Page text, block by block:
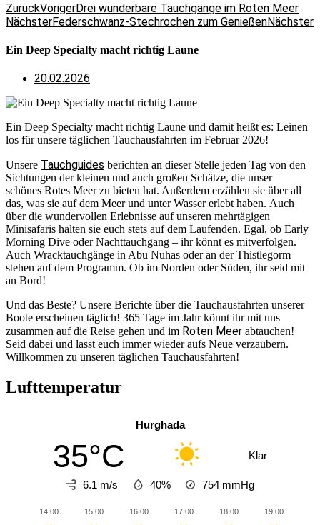
ZurückVorigerDrei wunderbare Tauchgänge im Roten Meer
NächsterFederschwanz-Stechrochen zum GenießenNächster
Ein Deep Specialty macht richtig Laune
20.02.2026
Ein Deep Specialty macht richtig Laune und damit heißt es: Leinen
los für unsere täglichen Tauchausfahrten im Februar 2026!
Unsere Tauchguides berichten an dieser Stelle jeden Tag von den
Sichtungen der kleinen und auch großen Schätze, die unser
schönes Rotes Meer zu bieten hat. Außerdem erzählen sie über all
das, was sie auf dem Meer und unter Wasser erlebt haben. Auch
über die wundervollen Erlebnisse auf unseren mehrtägigen
Minisafaris halten sie euch stets auf dem Laufenden. Egal, ob Early
Morning Dive oder Nachttauchgang – ihr könnt es mitverfolgen.
Auch Wracktauchgänge in Abu Nuhas oder an der Thistlegorm
stehen auf dem Programm. Ob im Norden oder Süden, ihr seid mit
an Bord!
Und das Beste? Unsere Berichte über die Tauchausfahrten unserer
Boote erscheinen täglich! 365 Tage im Jahr könnt ihr mit uns
zusammen auf die Reise gehen und im Roten Meer abtauchen!
Seid dabei und lasst euch immer wieder aufs Neue verzaubern.
Willkommen zu unseren täglichen Tauchausfahrten!
Lufttemperatur
Hurghada
35°C Klar
6.1 m/s 40% 754 mmHg
14:00 15:00 16:00 17:00 18:00 19:00